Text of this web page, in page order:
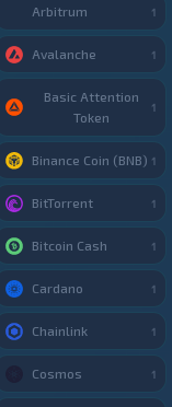
Arbitrum 1
Avalanche 1
Basic Attention
Token
1
Binance Coin (BNB) 1
BitTorrent 1
Bitcoin Cash 1
Cardano 1
Chainlink 1
Cosmos 1